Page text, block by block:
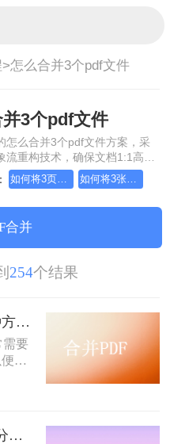
>怎么合并3个pdf文件
3个pdf文件
怎么合并3个pdf文件方案，采
流重构技术，确保文档1:1高保
版不乱码。支持一键批量处
SSL 加密保障隐私安全。助您
公。
如何将3页pdf合并为1页 如何将3张pdf合并为1张
合并
254个结果
多个PDF文件怎么合并？3种方法，1分钟轻松搞定！!
要
于
pdf
怎么合并PDF？3种方法，1分钟轻松搞定！！